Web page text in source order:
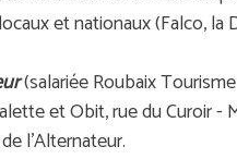
et nationaux (Falco, la
(salariée Roubaix
et Obit, rue du Curoir -
l'Alternateur.